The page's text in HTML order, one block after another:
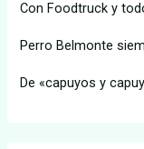
Con Foodtruck y
Perro Belmonte
De «capuyos y